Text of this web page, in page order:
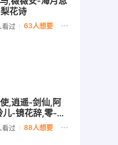
花诗
过 63人想要
,逍遥-剑仙,阿
-镜花辞,零-狡,
过 88人想要